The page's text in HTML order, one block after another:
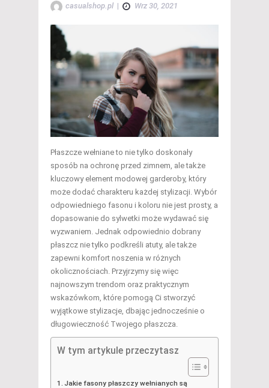
casualshop.pl | Wrz 30, 2021
Płaszcze wełniane to nie tylko doskonały
sposób na ochronę przed zimnem, ale także
kluczowy element modowej garderoby, który
może dodać charakteru każdej stylizacji. Wybór
odpowiedniego fasonu i koloru nie jest prosty, a
dopasowanie do sylwetki może wydawać się
wyzwaniem. Jednak odpowiednio dobrany
płaszcz nie tylko podkreśli atuty, ale także
zapewni komfort noszenia w różnych
okolicznościach. Przyjrzymy się więc
najnowszym trendom oraz praktycznym
wskazówkom, które pomogą Ci stworzyć
wyjątkowe stylizacje, dbając jednocześnie o
długowieczność Twojego płaszcza.
W tym artykule przeczytasz
Jakie fasony płaszczy wełnianych są